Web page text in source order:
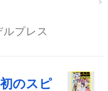
ルプレス
のスピ